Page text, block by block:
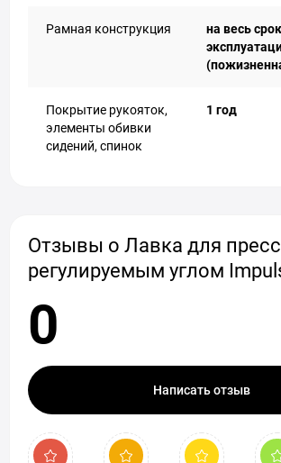
Рамная конструкция
на весь срок
Покрытие рукояток,
элементы обивки
сидений, спинок
1 год
Отзывы о Лавка для
регулируемым углом
0
Написать отзыв